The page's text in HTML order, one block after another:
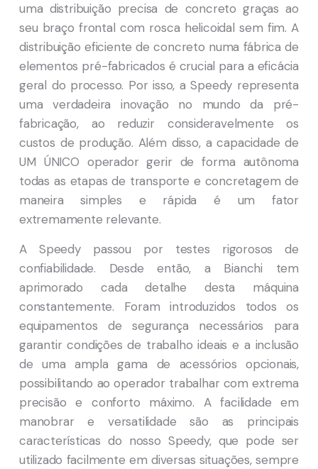
uma distribuição precisa de concreto graças ao
seu braço frontal com rosca helicoidal sem fim. A
distribuição eficiente de concreto numa fábrica de
elementos pré-fabricados é crucial para a eficácia
geral do processo. Por isso, a Speedy representa
uma verdadeira inovação no mundo da pré-
fabricação, ao reduzir consideravelmente os
custos de produção. Além disso, a capacidade de
UM ÚNICO operador gerir de forma autônoma
todas as etapas de transporte e concretagem de
maneira simples e rápida é um fator
extremamente relevante.
A Speedy passou por testes rigorosos de
confiabilidade. Desde então, a Bianchi tem
aprimorado cada detalhe desta máquina
constantemente. Foram introduzidos todos os
equipamentos de segurança necessários para
garantir condições de trabalho ideais e a inclusão
de uma ampla gama de acessórios opcionais,
possibilitando ao operador trabalhar com extrema
precisão e conforto máximo. A facilidade em
manobrar e versatilidade são as principais
características do nosso Speedy, que pode ser
utilizado facilmente em diversas situações, sempre